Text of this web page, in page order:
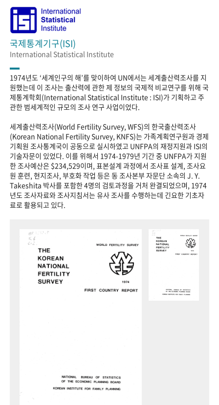
국제통계기구(ISI)
International Statistical Institute
1974년도 ‘세계인구의 해’를 맞이하여 UN에서는 세계출산력조사를 지
원했는데 이 조사는 출산력에 관한 제 정보의 국제적 비교연구를 위해 국
제통계학회(International Statistical Institute : ISI)가 기획하고 주
관한 범세계적인 규모의 조사 연구 사업이었다.
세계출산력조사(World Fertility Survey, WFS)의 한국출산력조사
(Korean National Fertility Survey, KNFS)는 가족계획연구원과 경제
기획원 조사통계국이 공동으로 실시하였고 UNFPA의 재정지원과 ISI의
기술자문이 있었다. 이를 위해서 1974-1979년 기간 중 UNFPA가 지원
한 조사예산은 $234,529이며, 표본설계 과정에서 조사표 설계, 조사요
원 훈련, 현지조사, 부호화 작업 등은 동 조사본부 자문단 소속의 J. Y.
Takeshita 박사를 포함한 4명의 검토과정을 거처 완결되었으며, 1974
년도 조사자료와 조사지침서는 유사 조사를 수행하는데 긴요한 기초자
료로 활용되고 있다.